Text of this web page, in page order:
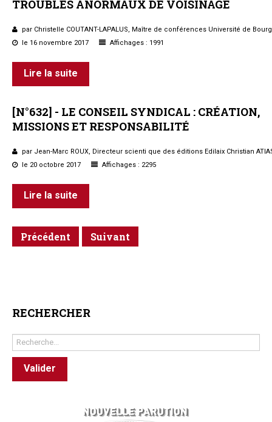
TROUBLES ANORMAUX DE VOISINAGE
par Christelle COUTANT-LAPALUS, Maître de conférences Université de
le 16 novembre 2017
Affichages : 1991
Lire la suite
[N°632] - LE CONSEIL SYNDICAL : CRÉATION,
MISSIONSET RESPONSABILITÉ
par Jean-Marc ROUX, Directeur scienti que des éditions Edilaix Christian
le 20 octobre 2017
Affichages : 2295
Lire la suite
Précédent Suivant
RECHERCHER
Rechercher
Valider